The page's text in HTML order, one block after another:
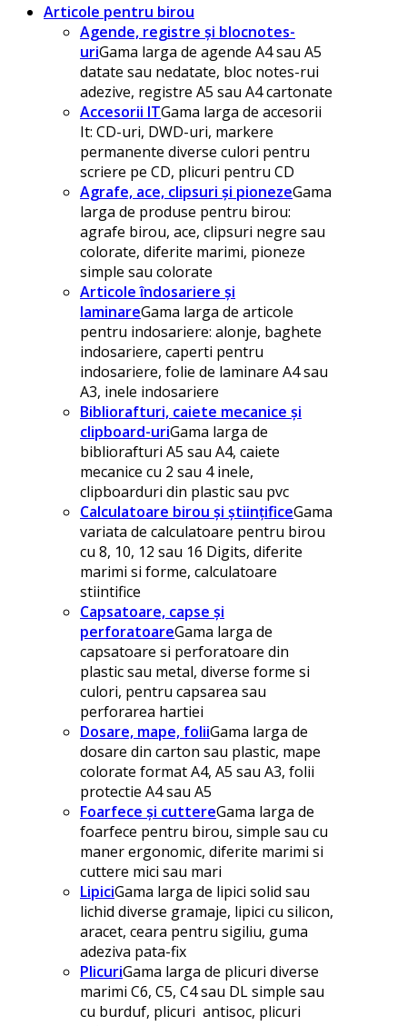
Articole pentru birou
Agende, registre și blocnotes-
uriGama larga de agende A4 sau A5
datate sau nedatate, bloc notes-rui
adezive, registre A5 sau A4 cartonate
Accesorii ITGama larga de accesorii
It: CD-uri, DWD-uri, markere
permanente diverse culori pentru
scriere pe CD, plicuri pentru CD
Agrafe, ace, clipsuri și pionezeGama
larga de produse pentru birou:
agrafe birou, ace, clipsuri negre sau
colorate, diferite marimi, pioneze
simple sau colorate
Articole îndosariere și
laminareGama larga de articole
pentru indosariere: alonje, baghete
indosariere, caperti pentru
indosariere, folie de laminare A4 sau
A3, inele indosariere
Bibliorafturi, caiete mecanice și
clipboard-uriGama larga de
bibliorafturi A5 sau A4, caiete
mecanice cu 2 sau 4 inele,
clipboarduri din plastic sau pvc
Calculatoare birou și științificeGama
variata de calculatoare pentru birou
cu 8, 10, 12 sau 16 Digits, diferite
marimi si forme, calculatoare
stiintifice
Capsatoare, capse și
perforatoareGama larga de
capsatoare si perforatoare din
plastic sau metal, diverse forme si
culori, pentru capsarea sau
perforarea hartiei
Dosare, mape, foliiGama larga de
dosare din carton sau plastic, mape
colorate format A4, A5 sau A3, folii
protectie A4 sau A5
Foarfece și cuttereGama larga de
foarfece pentru birou, simple sau cu
maner ergonomic, diferite marimi si
cuttere mici sau mari
LipiciGama larga de lipici solid sau
lichid diverse gramaje, lipici cu silicon,
aracet, ceara pentru sigiliu, guma
adeziva pata-fix
PlicuriGama larga de plicuri diverse
marimi C6, C5, C4 sau DL simple sau
cu burduf, plicuri antisoc, plicuri